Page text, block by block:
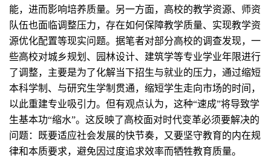
能，进而影响培养质量。另一方面，高校的教学资源、师资
队伍也面临调整压力，存在如何保障教学质量、实现教学资
源优化配置等现实问题。据笔者对部分高校的调查发现，一
些高校对城乡规划、园林设计、建筑学等专业学业年限进行
了调整，主要是为了化解当下招生与就业的压力，通过缩短
本科学制、与研究生学制贯通，缩短学生走向市场的时间，
以此重建专业吸引力。但有观点认为，这种“速成”将导致学
生基本功“缩水”。这反映了高校面对时代变革必须要解决的
问题：既要适应社会发展的快节奏，又要坚守教育的内在规
律和本质要求，避免因过度追求效率而牺牲教育质量。